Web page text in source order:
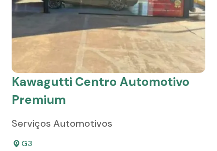
Kawagutti Centro Automotivo
Premium
Serviços Automotivos
G3